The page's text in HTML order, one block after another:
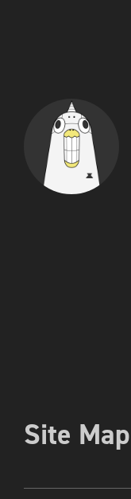
Site Map